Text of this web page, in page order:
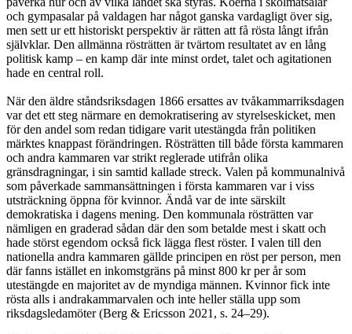
och gympasalar på valdagen har något ganska vardagligt över sig,
men sett ur ett historiskt perspektiv är rätten att få rösta långt ifrån
självklar. Den allmänna rösträtten är tvärtom resultatet av en lång
politisk kamp – en kamp där inte minst ordet, talet och agitationen
hade en central roll.
När den äldre ståndsriksdagen 1866 ersattes av tvåkammarriksdagen
var det ett steg närmare en demokratisering av styrelseskicket, men
för den andel som redan tidigare varit utestängda från politiken
märktes knappast förändringen. Rösträtten till både första kammaren
och andra kammaren var strikt reglerade utifrån olika
gränsdragningar, i sin samtid kallade streck. Valen på kommunalnivå
som påverkade sammansättningen i första kammaren var i viss
utsträckning öppna för kvinnor. Ändå var de inte särskilt
demokratiska i dagens mening. Den kommunala rösträtten var
nämligen en graderad sådan där den som betalde mest i skatt och
hade störst egendom också fick lägga flest röster. I valen till den
nationella andra kammaren gällde principen en röst per person, men
där fanns istället en inkomstgräns på minst 800 kr per år som
utestängde en majoritet av de myndiga männen. Kvinnor fick inte
rösta alls i andrakammarvalen och inte heller ställa upp som
riksdagsledamöter (Berg & Ericsson 2021, s. 24–29).